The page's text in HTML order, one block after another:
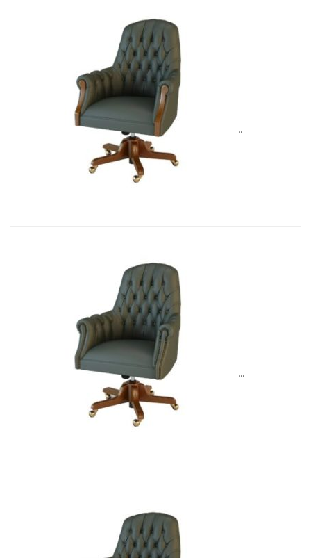
Art&Moble 01013GB Кресло конфиде...
7 692,51€
Art&Moble 01013G Кресло конфиде�...
6 954,57€